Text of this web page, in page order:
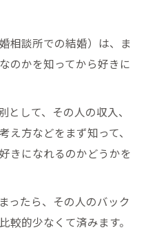
相談所での結婚）は、ま
のかを知ってから好きに
として、その人の収入、
え方などをまず知って、
きになれるのかどうかを
ったら、その人のバック
較的少なくて済みます。